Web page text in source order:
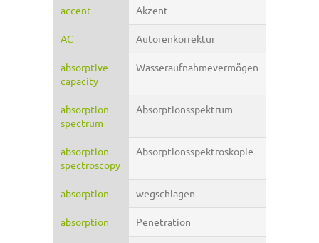
accent Akzent
AC Autorenkorrektur
absorptive
capacity
Wasseraufnahmevermögen
absorption
spectrum
Absorptionsspektrum
absorption
spectroscopy
Absorptionsspektroskopie
absorption wegschlagen
absorption Penetration